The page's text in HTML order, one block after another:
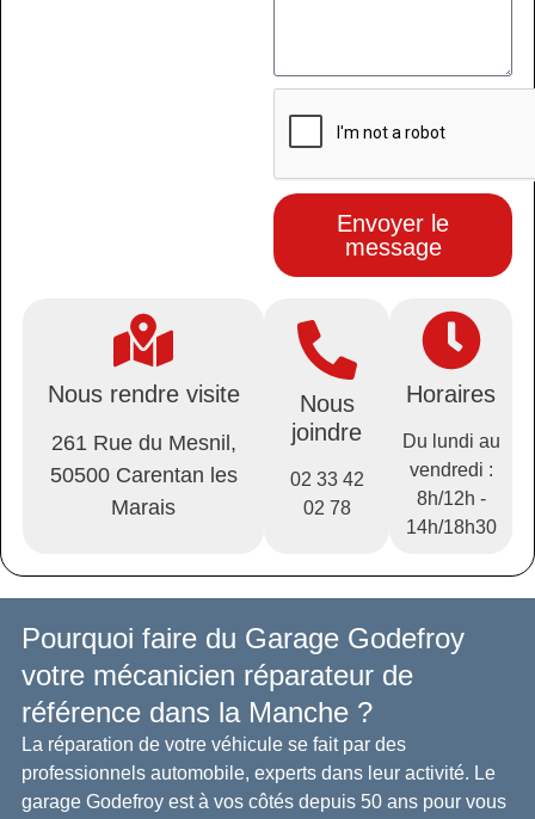
Envoyer le
message
Nous rendre visite
261 Rue du Mesnil,
50500 Carentan les
Marais
Nous
joindre
02 33 42
02 78
Horaires
Du lundi au
vendredi :
8h/12h -
14h/18h30
Pourquoi faire du Garage Godefroy
votre mécanicien réparateur de
référence dans la Manche ?
La réparation de votre véhicule se fait par des
professionnels automobile, experts dans leur activité. Le
garage Godefroy est à vos côtés depuis 50 ans pour vous